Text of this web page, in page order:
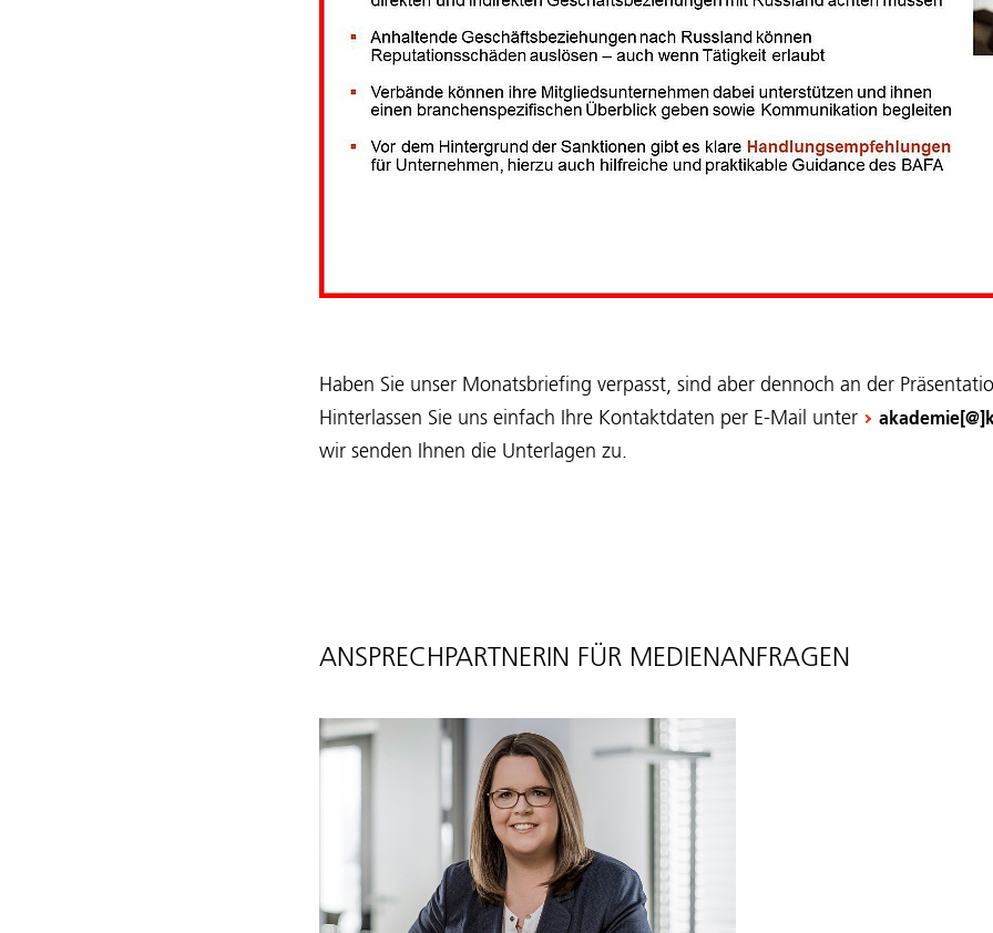
Haben Sie unser Monatsbriefing verpasst, sind aber dennoch an der
Hinterlassen Sie uns einfach Ihre Kontaktdaten per E-Mail unter
wir senden Ihnen die Unterlagen zu.
ANSPRECHPARTNERIN FÜR MEDIENANFRAGEN